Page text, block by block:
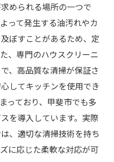
められる場所の一つで
って発生する油汚れやカ
ぼすことがあるため、定
、専門のハウスクリーニ
、高品質な清掃が保証さ
してキッチンを使用でき
っており、甲斐市でも多
を導入しています。実際
、適切な清掃技術を持ち
に応じた柔軟な対応が可